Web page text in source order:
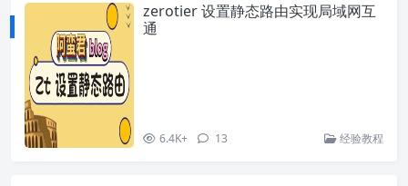
zerotier 设置静态路由实现局域网互
通
6.4K+ 13 经验教程